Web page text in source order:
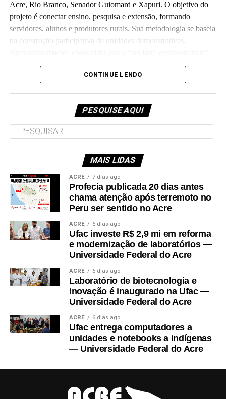
Acre, Rio Branco, Senador Guiomard e Xapuri. O objetivo do
projeto é conectar ensino, pesquisa e extensão, formando
servidores, alunos e produtores rurais. Sua metodologia se baseia
na construção participativa de unidades demonstrativas,
Orçado em R$ 5,7 milhões e executado em parceria com a
recurso para melhorias de laboratórios e unidades de ensino da
universidade, como o Ufac Leite e o Horto das Plantas
Alimentícias Não Convencionais, os quais atendem as
Outra parte do recurso será aplicada em propriedades rurais,
fomentando unidades de referência em produção, com técnicas
sustentáveis, como integração entre produção animal e produção
vegetal, recuperação de solos degradados, manejo integrado de
adoção de rotação e consórcio de plantas. O projeto também
custeará contratação de técnicos extensionistas para trabalho nas
comunidades envolvidas.
No final do projeto, estudantes, produtores e técnicos farão
visitas de campo para observação das tecnologias construídas.
9º Interpet Ufac-2026, ocorrido em 16 e 17 de julho, no
da Ufac, a coordenadora do projeto, professora Marilene Santos,
apresentou-o na palestra de abertura do evento.
público e, mais ainda, de evidenciar os parceiros do projeto
o protagonismo feminino presentes, os planejamentos
CONTINUE LENDO
PESQUISE AQUI
MAIS LIDAS
ACRE 7 dias ago
Profecia publicada 20 dias antes
chama atenção após terremoto no
Peru ser sentido no Acre
ACRE 6 dias ago
Ufac investe R$ 2,9 mi em reforma
e modernização de laboratórios —
Universidade Federal do Acre
ACRE 6 dias ago
Laboratório de biotecnologia e
inovação é inaugurado na Ufac —
Universidade Federal do Acre
ACRE 6 dias ago
Ufac entrega computadores a
unidades e notebooks a indígenas
— Universidade Federal do Acre